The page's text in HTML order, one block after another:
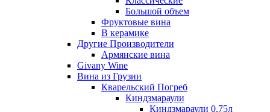
Большой объем
Фруктовые вина
В керамике
Другие Производители
Армянские вина
Givany Wine
Вина из Грузии
Кварельский Погреб
Киндзмараули
Киндзмараули 0,75л